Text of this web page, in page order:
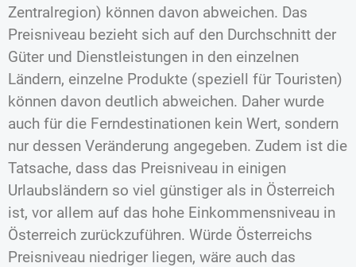
Zentralregion) können davon abweichen. Das
Preisniveau bezieht sich auf den Durchschnitt der
Güter und Dienstleistungen in den einzelnen
Ländern, einzelne Produkte (speziell für Touristen)
können davon deutlich abweichen. Daher wurde
auch für die Ferndestinationen kein Wert, sondern
nur dessen Veränderung angegeben. Zudem ist die
Tatsache, dass das Preisniveau in einigen
Urlaubsländern so viel günstiger als in Österreich
ist, vor allem auf das hohe Einkommensniveau in
Österreich zurückzuführen. Würde Österreichs
Preisniveau niedriger liegen, wäre auch das